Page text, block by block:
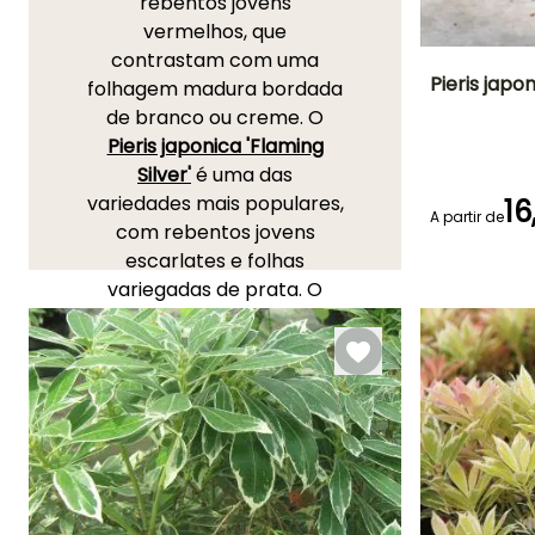
vermelhos, que
contrastam com uma
folhagem madura bordada
de branco ou creme. O
Pieris japonica 'Flaming
Silver'é uma das
variedades mais populares,
com rebentos jovens
escarlates e folhas
variegadas de prata. O
Pieris 'Little Frosty', de
porte anão, oferece
bordas branco-creme nas
suas folhas verde-escuras,
enquanto oPieris 'Little
Heath', de pequeno porte,
apresenta uma elegante
folhagem verde com
Abril à Maio
Pieris
A partir de